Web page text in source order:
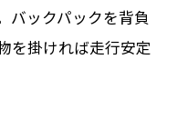
バックパックを背負
を掛ければ走行安定